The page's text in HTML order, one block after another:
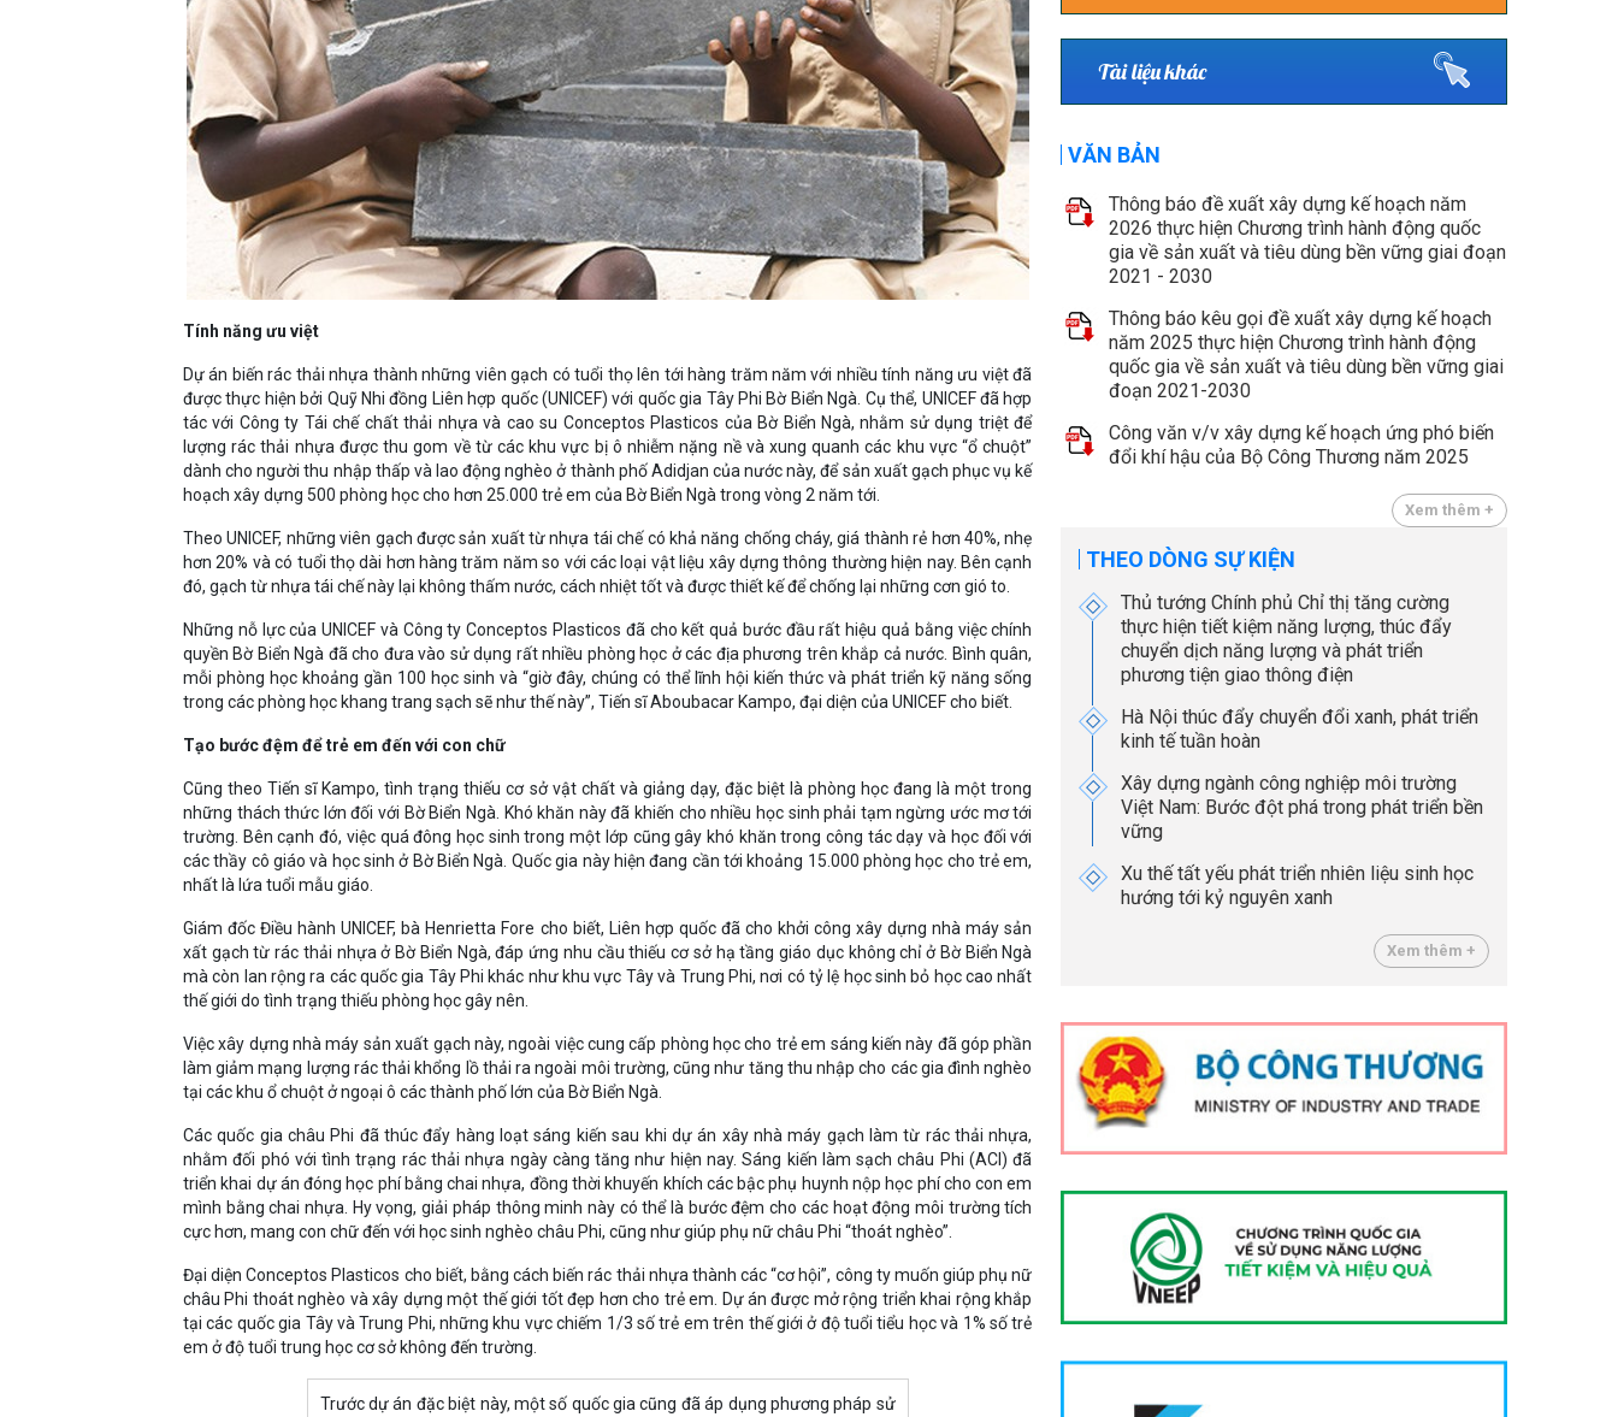
Tính năng ưu việt
Dự án biến rác thải nhựa thành những viên gạch có tuổi thọ lên tới hàng trăm năm với nhiều tính năng ưu việt đã
được thực hiện bởi Quỹ Nhi đồng Liên hợp quốc (UNICEF) với quốc gia Tây Phi Bờ Biển Ngà. Cụ thể, UNICEF đã hợp
tác với Công ty Tái chế chất thải nhựa và cao su Conceptos Plasticos của Bờ Biển Ngà, nhằm sử dụng triệt để
lượng rác thải nhựa được thu gom về từ các khu vực bị ô nhiễm nặng nề và xung quanh các khu vực “ổ chuột”
dành cho người thu nhập thấp và lao động nghèo ở thành phố Adidjan của nước này, để sản xuất gạch phục vụ kế
hoạch xây dựng 500 phòng học cho hơn 25.000 trẻ em của Bờ Biển Ngà trong vòng 2 năm tới.
Theo UNICEF, những viên gạch được sản xuất từ nhựa tái chế có khả năng chống cháy, giá thành rẻ hơn 40%, nhẹ
hơn 20% và có tuổi thọ dài hơn hàng trăm năm so với các loại vật liệu xây dựng thông thường hiện nay. Bên cạnh
đó, gạch từ nhựa tái chế này lại không thấm nước, cách nhiệt tốt và được thiết kế để chống lại những cơn gió to.
Những nỗ lực của UNICEF và Công ty Conceptos Plasticos đã cho kết quả bước đầu rất hiệu quả bằng việc chính
quyền Bờ Biển Ngà đã cho đưa vào sử dụng rất nhiều phòng học ở các địa phương trên khắp cả nước. Bình quân,
mỗi phòng học khoảng gần 100 học sinh và “giờ đây, chúng có thể lĩnh hội kiến thức và phát triển kỹ năng sống
trong các phòng học khang trang sạch sẽ như thế này”, Tiến sĩ Aboubacar Kampo, đại diện của UNICEF cho biết.
Tạo bước đệm để trẻ em đến với con chữ
Cũng theo Tiến sĩ Kampo, tình trạng thiếu cơ sở vật chất và giảng dạy, đặc biệt là phòng học đang là một trong
những thách thức lớn đối với Bờ Biển Ngà. Khó khăn này đã khiến cho nhiều học sinh phải tạm ngừng ước mơ tới
trường. Bên cạnh đó, việc quá đông học sinh trong một lớp cũng gây khó khăn trong công tác dạy và học đối với
các thầy cô giáo và học sinh ở Bờ Biển Ngà. Quốc gia này hiện đang cần tới khoảng 15.000 phòng học cho trẻ em,
nhất là lứa tuổi mẫu giáo.
Giám đốc Điều hành UNICEF, bà Henrietta Fore cho biết, Liên hợp quốc đã cho khởi công xây dựng nhà máy sản
xất gạch từ rác thải nhựa ở Bờ Biển Ngà, đáp ứng nhu cầu thiếu cơ sở hạ tầng giáo dục không chỉ ở Bờ Biển Ngà
mà còn lan rộng ra các quốc gia Tây Phi khác như khu vực Tây và Trung Phi, nơi có tỷ lệ học sinh bỏ học cao nhất
thế giới do tình trạng thiếu phòng học gây nên.
Việc xây dựng nhà máy sản xuất gạch này, ngoài việc cung cấp phòng học cho trẻ em sáng kiến này đã góp phần
làm giảm mạng lượng rác thải khổng lồ thải ra ngoài môi trường, cũng như tăng thu nhập cho các gia đình nghèo
tại các khu ổ chuột ở ngoại ô các thành phố lớn của Bờ Biển Ngà.
Các quốc gia châu Phi đã thúc đẩy hàng loạt sáng kiến sau khi dự án xây nhà máy gạch làm từ rác thải nhựa,
nhằm đối phó với tình trạng rác thải nhựa ngày càng tăng như hiện nay. Sáng kiến làm sạch châu Phi (ACI) đã
triển khai dự án đóng học phí bằng chai nhựa, đồng thời khuyến khích các bậc phụ huynh nộp học phí cho con em
mình bằng chai nhựa. Hy vọng, giải pháp thông minh này có thể là bước đệm cho các hoạt động môi trường tích
cực hơn, mang con chữ đến với học sinh nghèo châu Phi, cũng như giúp phụ nữ châu Phi “thoát nghèo”.
Đại diện Conceptos Plasticos cho biết, bằng cách biến rác thải nhựa thành các “cơ hội”, công ty muốn giúp phụ nữ
châu Phi thoát nghèo và xây dựng một thế giới tốt đẹp hơn cho trẻ em. Dự án được mở rộng triển khai rộng khắp
tại các quốc gia Tây và Trung Phi, những khu vực chiếm 1/3 số trẻ em trên thế giới ở độ tuổi tiểu học và 1% số trẻ
em ở độ tuổi trung học cơ sở không đến trường.
Trước dự án đặc biệt này, một số quốc gia cũng đã áp dụng phương pháp sử
Tài liệu khác
VĂN BẢN
Thông báo đề xuất xây dựng kế hoạch năm
2026 thực hiện Chương trình hành động quốc
gia về sản xuất và tiêu dùng bền vững giai đoạn
2021 - 2030
Thông báo kêu gọi đề xuất xây dựng kế hoạch
năm 2025 thực hiện Chương trình hành động
quốc gia về sản xuất và tiêu dùng bền vững giai
đoạn 2021-2030
Công văn v/v xây dựng kế hoạch ứng phó biến
đổi khí hậu của Bộ Công Thương năm 2025
Xem thêm +
THEO DÒNG SỰ KIỆN
Thủ tướng Chính phủ Chỉ thị tăng cường
thực hiện tiết kiệm năng lượng, thúc đẩy
chuyển dịch năng lượng và phát triển
phương tiện giao thông điện
Hà Nội thúc đẩy chuyển đổi xanh, phát triển
kinh tế tuần hoàn
Xây dựng ngành công nghiệp môi trường
Việt Nam: Bước đột phá trong phát triển bền
vững
Xu thế tất yếu phát triển nhiên liệu sinh học
hướng tới kỷ nguyên xanh
Xem thêm +